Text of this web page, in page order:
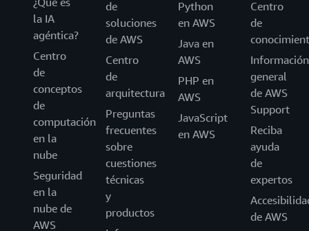
la IA
agéntica?
Centro
de
conceptos
de
computación
en la
nube
Seguridad
en la
nube de
AWS
de
soluciones
de AWS
Centro
de
arquitectura
Preguntas
frecuentes
sobre
cuestiones
técnicas
y
productos
Python
en AWS
Java en
AWS
PHP en
AWS
JavaScript
en AWS
Centro
de
Información
general
de AWS
Support
Reciba
ayuda
de
expertos
de AWS